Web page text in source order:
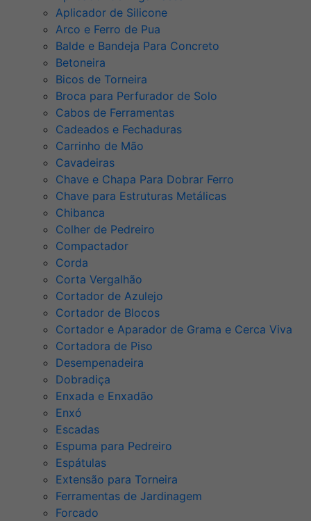
Aplicador de Silicone
Arco e Ferro de Pua
Balde e Bandeja Para Concreto
Betoneira
Bicos de Torneira
Broca para Perfurador de Solo
Cabos de Ferramentas
Cadeados e Fechaduras
Carrinho de Mão
Cavadeiras
Chave e Chapa Para Dobrar Ferro
Chave para Estruturas Metálicas
Chibanca
Colher de Pedreiro
Compactador
Corda
Corta Vergalhão
Cortador de Azulejo
Cortador de Blocos
Cortador e Aparador de Grama e Cerca Viva
Cortadora de Piso
Desempenadeira
Dobradiça
Enxada e Enxadão
Enxó
Escadas
Espuma para Pedreiro
Espátulas
Extensão para Torneira
Ferramentas de Jardinagem
Forcado